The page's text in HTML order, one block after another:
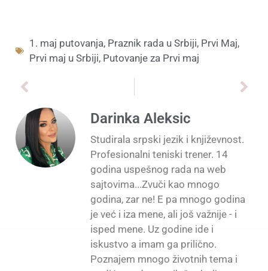
1. maj putovanja, Praznik rada u Srbiji, Prvi Maj,
Prvi maj u Srbiji, Putovanje za Prvi maj
Darinka Aleksic
Studirala srpski jezik i književnost.
Profesionalni teniski trener. 14
godina uspešnog rada na web
sajtovima...Zvuči kao mnogo
godina, zar ne! E pa mnogo godina
je već i iza mene, ali još važnije - i
isped mene. Uz godine ide i
iskustvo a imam ga prilično.
Poznajem mnogo životnih tema i